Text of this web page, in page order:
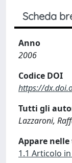
Scheda
Anno
2006
Codice DOI
https://
Tutti gli
Lazzaroni,
Appare
1.1 Articolo